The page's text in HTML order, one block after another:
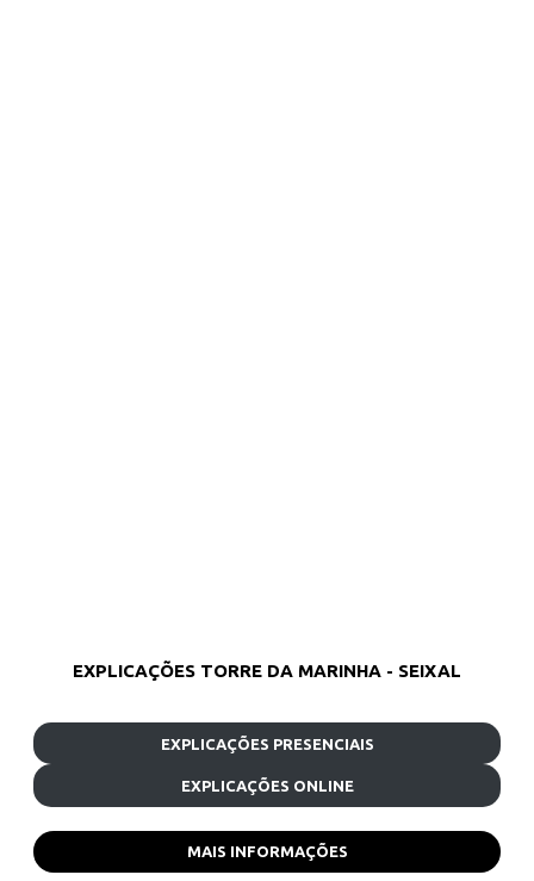
EXPLICAÇÕES TORRE DA MARINHA - SEIXAL
EXPLICAÇÕES PRESENCIAIS
EXPLICAÇÕES ONLINE
MAIS INFORMAÇÕES